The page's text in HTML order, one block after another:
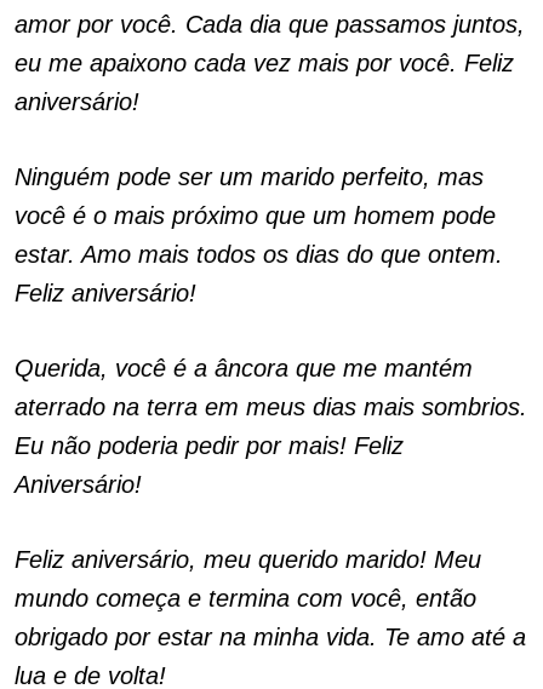
amor por você. Cada dia que passamos juntos,
eu me apaixono cada vez mais por você. Feliz
aniversário!
Ninguém pode ser um marido perfeito, mas
você é o mais próximo que um homem pode
estar. Amo mais todos os dias do que ontem.
Feliz aniversário!
Querida, você é a âncora que me mantém
aterrado na terra em meus dias mais sombrios.
Eu não poderia pedir por mais! Feliz
Aniversário!
Feliz aniversário, meu querido marido! Meu
mundo começa e termina com você, então
obrigado por estar na minha vida. Te amo até a
lua e de volta!